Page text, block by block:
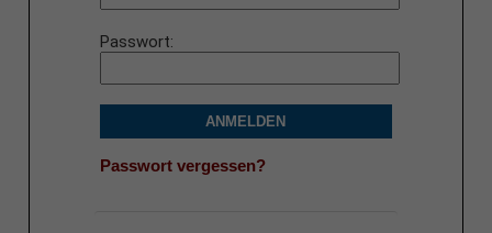
Passwort
ANMELDEN
Passwort vergessen?